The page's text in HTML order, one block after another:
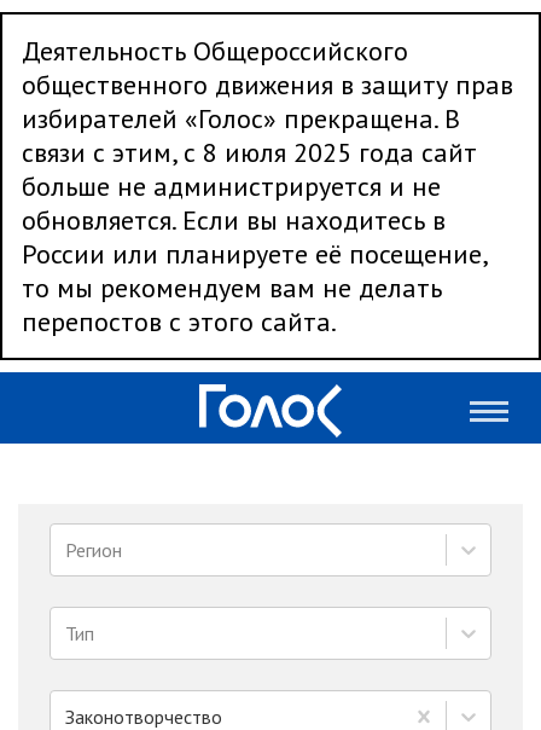
Деятельность Общероссийского
общественного движения в защиту прав
избирателей «Голос» прекращена. В
связи с этим, с 8 июля 2025 года сайт
больше не администрируется и не
обновляется. Если вы находитесь в
России или планируете её посещение,
то мы рекомендуем вам не делать
перепостов с этого сайта.
Регион
Тип
Законотворчество